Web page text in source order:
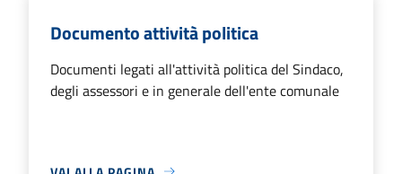
Documento attività politica
Documenti legati all'attività politica del Sindaco,
degli assessori e in generale dell'ente comunale